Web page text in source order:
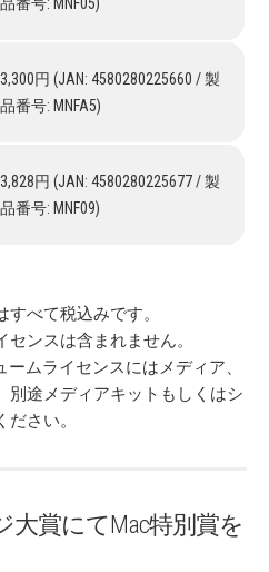
品番号: MNF05)
3,300円 (JAN: 4580280225660 / 製
品番号: MNFA5)
3,828円 (JAN: 4580280225677 / 製
品番号: MNF09)
べて税込みです。
ンスは含まれません。
ムライセンスにはメディア、
別途メディアキットもしくはシ
さい。
大賞にてMac特別賞を